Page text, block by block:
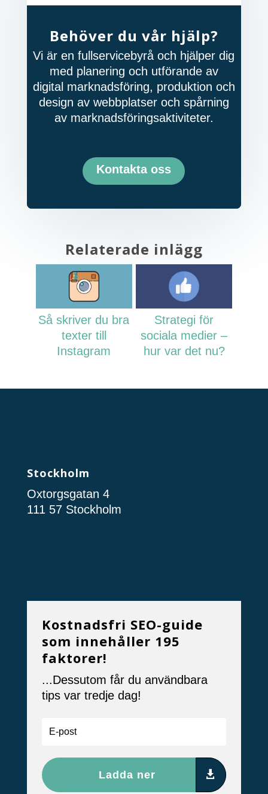
Behöver du vår hjälp?
Vi är en fullservicebyrå och hjälper dig
med planering och utförande av
digital marknadsföring, produktion och
design av webbplatser och spårning
av marknadsföringsaktiviteter.
Kontakta oss
Relaterade inlägg
Så skriver du bra
texter till
Instagram
Strategi för
sociala medier –
hur var det nu?
Stockholm
Oxtorgsgatan 4
111 57 Stockholm
Kostnadsfri SEO-guide
som innehåller 195
faktorer!
...Dessutom får du användbara
tips var tredje dag!
Ladda ner